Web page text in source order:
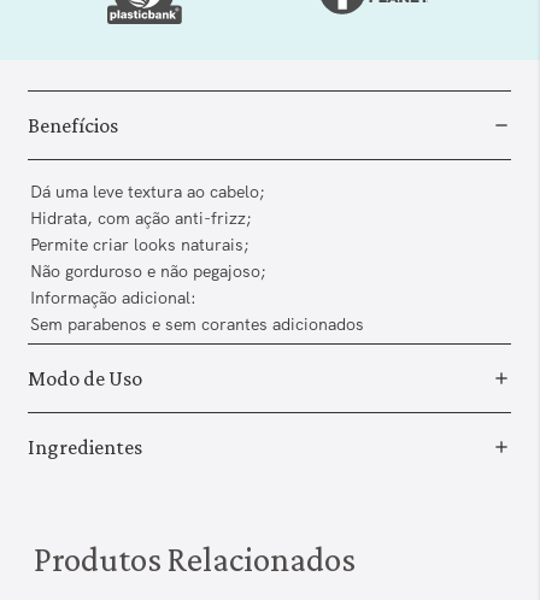
Benefícios
Dá uma leve textura ao cabelo;
Hidrata, com ação anti-frizz;
Permite criar looks naturais;
Não gorduroso e não pegajoso;
Informação adicional:
Sem parabenos e sem corantes adicionados
Modo de Uso
Ingredientes
Produtos Relacionados